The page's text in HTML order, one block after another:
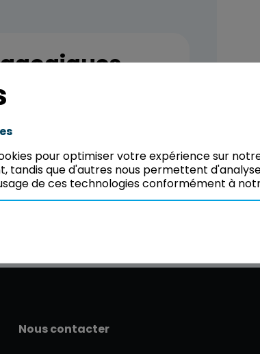
Nous contacter
pour optimiser votre expérience sur
tandis que d'autres nous permettent
de ces technologies conformément à